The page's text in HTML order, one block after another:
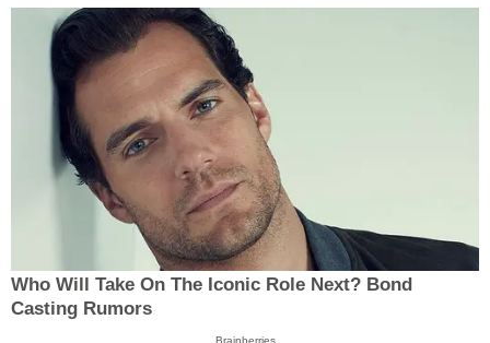
Who Will Take On The Iconic Role Next? Bond
Casting Rumors
Brainberries